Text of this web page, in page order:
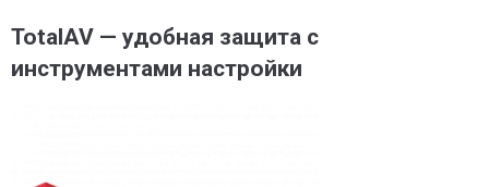
TotalAV — удобная защита с
инструментами настройки